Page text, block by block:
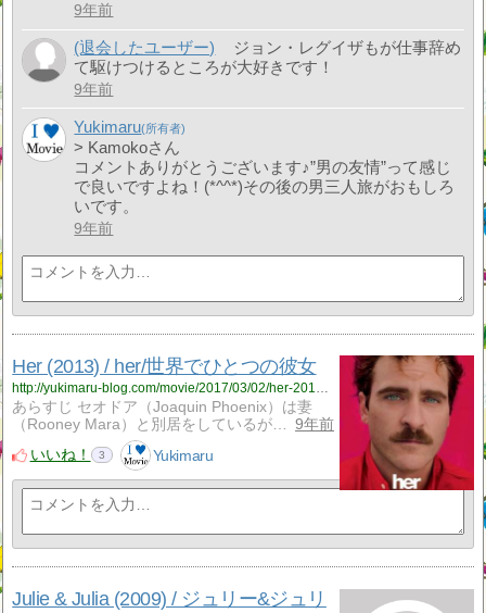
9年前
(退会したユーザー)
ジョン・レグイザもが仕事辞め
て駆けつけるところが大好きです！
9年前
Yukimaru
> Kamokoさん
コメントありがとうございます♪”男の友情”って感じ
で良いですよね！(*^^*)その後の男三人旅がおもしろ
いです。
9年前
Her (2013) / her/世界でひとつの彼女
http://yukimaru-blog.com/movie/2017/03/02/her-2013-her%e4%b8%96%e7%95%8c%e3%81%a7%e3%81%b2%e3%81%a8%e3%81%a4%e3%81%ae%e5%bd%bc%e5%a5%b3/
あらすじ セオドア（Joaquin Phoenix）は妻
（Rooney Mara）と別居をしているが…
9年前
いいね！
3 Yukimaru
Julie & Julia (2009) / ジュリー&ジュリ